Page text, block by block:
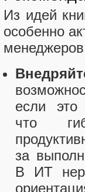
Из идей
особенно
если это
что
за
В ИТ